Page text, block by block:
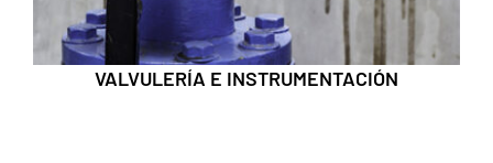
VALVULERÍA E INSTRUMENTACIÓN